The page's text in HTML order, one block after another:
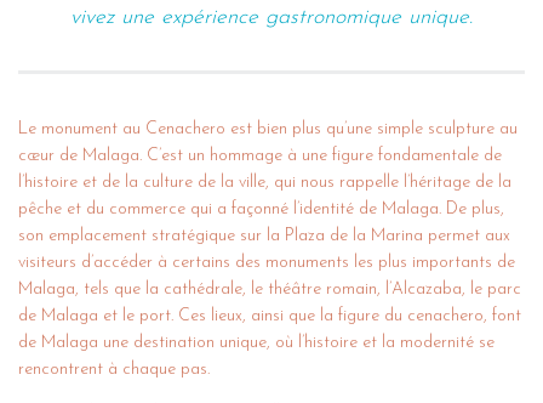
vivez une expérience gastronomique unique.
Le monument au Cenachero est bien plus qu’une simple sculpture au
cœur de Malaga. C’est un hommage à une figure fondamentale de
l’histoire et de la culture de la ville, qui nous rappelle l’héritage de la
pêche et du commerce qui a façonné l’identité de Malaga. De plus,
son emplacement stratégique sur la Plaza de la Marina permet aux
visiteurs d’accéder à certains des monuments les plus importants de
Malaga, tels que la cathédrale, le théâtre romain, l’Alcazaba, le parc
de Malaga et le port. Ces lieux, ainsi que la figure du cenachero, font
de Malaga une destination unique, où l’histoire et la modernité se
rencontrent à chaque pas.